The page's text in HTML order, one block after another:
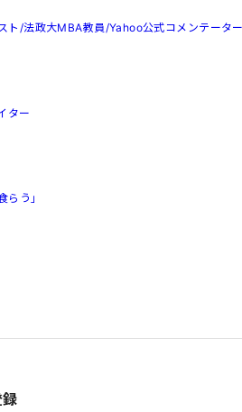
ト/法政大MBA教員/Yahoo公式コメンテータ
ター
らう」